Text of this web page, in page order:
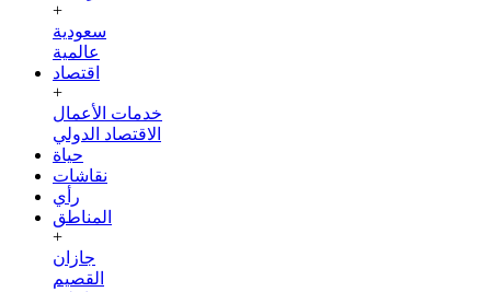
+
سعودية
عالمية
اقتصاد
+
خدمات الأعمال
الاقتصاد الدولي
حياة
نقاشات
رأي
المناطق
+
جازان
القصيم